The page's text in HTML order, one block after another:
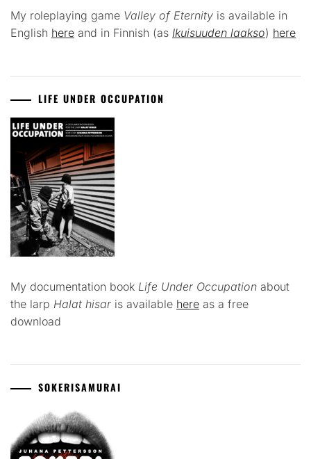
My roleplaying game Valley of Eternity is available in
English here and in Finnish (as Ikuisuuden laakso) here
LIFE UNDER OCCUPATION
My documentation book Life Under Occupation about
the larp Halat hisar is available here as a free
download
SOKERISAMURAI